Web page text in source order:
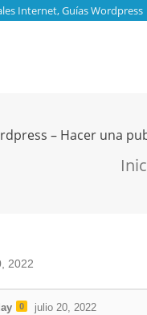
Internet, Guías Wordpress
– Hacer una
Estás
2022
0 julio 20, 2022